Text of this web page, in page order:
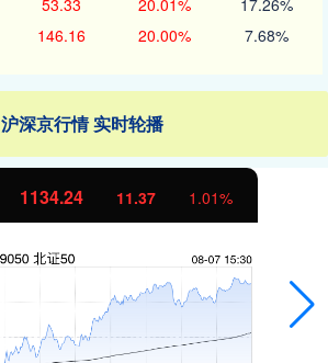
53.33 20.01% 17.26%
146.16 20.00% 7.68%
沪深京行情 实时轮播
1134.24 11.37 1.01%